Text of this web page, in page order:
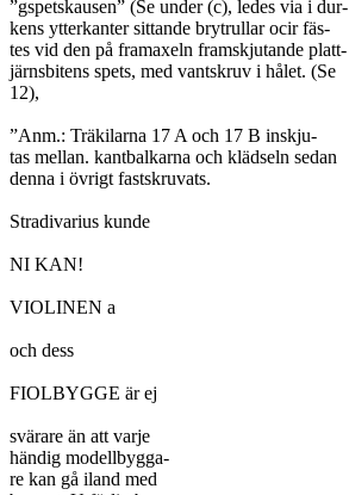
”gspetskausen” (Se under (c), ledes via i dur-
kens ytterkanter sittande brytrullar ocir fäs-
tes vid den på framaxeln framskjutande platt-
järnsbitens spets, med vantskruv i hålet. (Se
12),
”Anm.: Träkilarna 17 A och 17 B inskju-
tas mellan. kantbalkarna och klädseln sedan
denna i övrigt fastskruvats.
Stradivarius kunde
NI KAN!
VIOLINEN a
och dess
FIOLBYGGE är ej
svärare än att varje
händig modellbygga-
re kan gå iland med